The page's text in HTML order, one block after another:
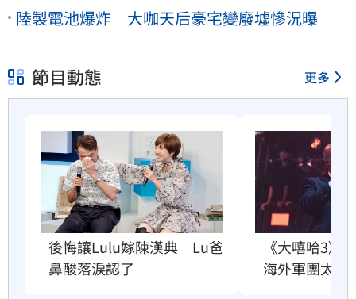
陸製電池爆炸 大咖天后豪宅變廢墟慘況曝
節目動態 更多
後悔讓Lulu嫁陳漢典　Lu爸
鼻酸落淚認了
《大嘻哈3
海外軍團太猛